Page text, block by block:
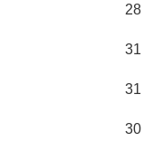
28
31
31
30